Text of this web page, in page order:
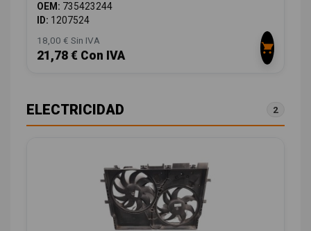
OEM: 735423244
ID: 1207524
18,00 € Sin IVA
21,78 € Con IVA
ELECTRICIDAD 2